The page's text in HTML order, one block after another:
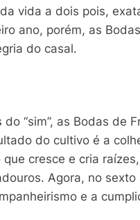
vida a dois pois,
ano, porém, as
do casal.
“sim”, as Bodas
do cultivo é a
cresce e cria
Agora, no
e a